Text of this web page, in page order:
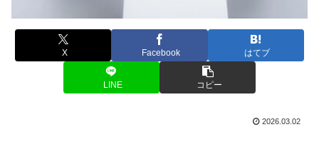
X Facebook はてブ
LINE コピー
2026.03.02